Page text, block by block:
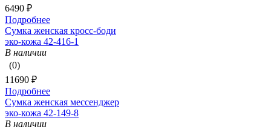
6490 ₽
Подробнее
Сумка женская кросс-боди
эко-кожа 42-416-1
В наличии
(0)
11690 ₽
Подробнее
Сумка женская мессенджер
эко-кожа 42-149-8
В наличии